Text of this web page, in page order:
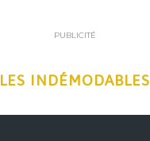
PUBLICITÉ
LES INDÉMODABLES